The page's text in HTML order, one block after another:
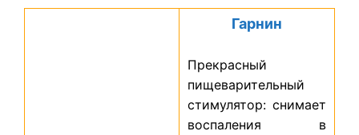
Гарнин
Прекрасный
пищеварительный
стимулятор: снимает
воспаления в